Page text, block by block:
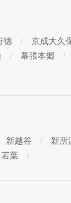
徳 京成大久
幕張本郷
新越谷 新所
若葉